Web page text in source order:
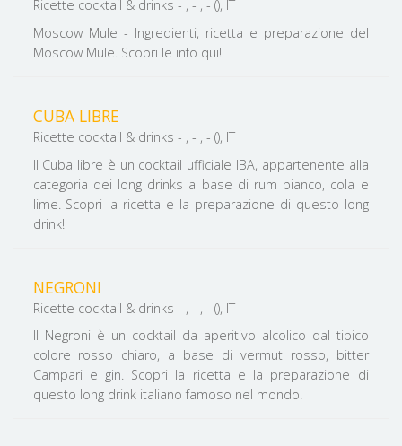
Ricette cocktail & drinks - , - , - (), IT
Moscow Mule - Ingredienti, ricetta e preparazione del
Moscow Mule. Scopri le info qui!
CUBA LIBRE
Ricette cocktail & drinks - , - , - (), IT
Il Cuba libre è un cocktail ufficiale IBA, appartenente alla
categoria dei long drinks a base di rum bianco, cola e
lime. Scopri la ricetta e la preparazione di questo long
drink!
NEGRONI
Ricette cocktail & drinks - , - , - (), IT
Il Negroni è un cocktail da aperitivo alcolico dal tipico
colore rosso chiaro, a base di vermut rosso, bitter
Campari e gin. Scopri la ricetta e la preparazione di
questo long drink italiano famoso nel mondo!